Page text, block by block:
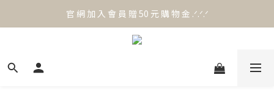
官 網 加 入 會 員 贈 50 元 購 物 金 .ᐟ.ᐟ.ᐟ
官 網 加 入 會 員 贈 50 元 購 物 金 .ᐟ.ᐟ.ᐟ
⟡.·*. 滿 NT.1000 免 運 費 ꔛ♡